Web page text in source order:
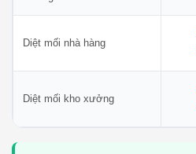
Diệt mối nhà hàng
Diệt mối kho xưởng